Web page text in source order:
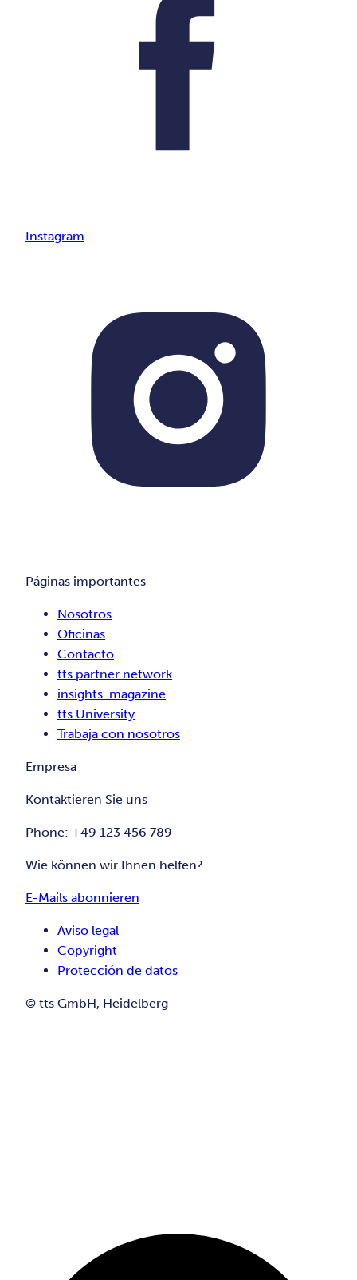
Instagram
Páginas importantes
Nosotros
Oficinas
Contacto
tts partner network
insights. magazine
tts University
Trabaja con nosotros
Empresa
Kontaktieren Sie uns
Phone: +49 123 456 789
Wie können wir Ihnen helfen?
E-Mails abonnieren
Aviso legal
Copyright
Protección de datos
© tts GmbH, Heidelberg